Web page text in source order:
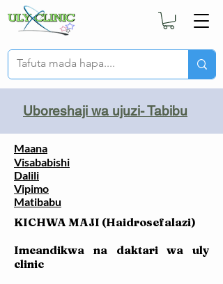
Uboreshaji wa ujuzi- Tabibu
Maana
Visababishi
Dalili
Vipimo
Matibabu
KICHWA MAJI (Haidrosefalazi)
Imeandikwa na daktari wa uly
clinic